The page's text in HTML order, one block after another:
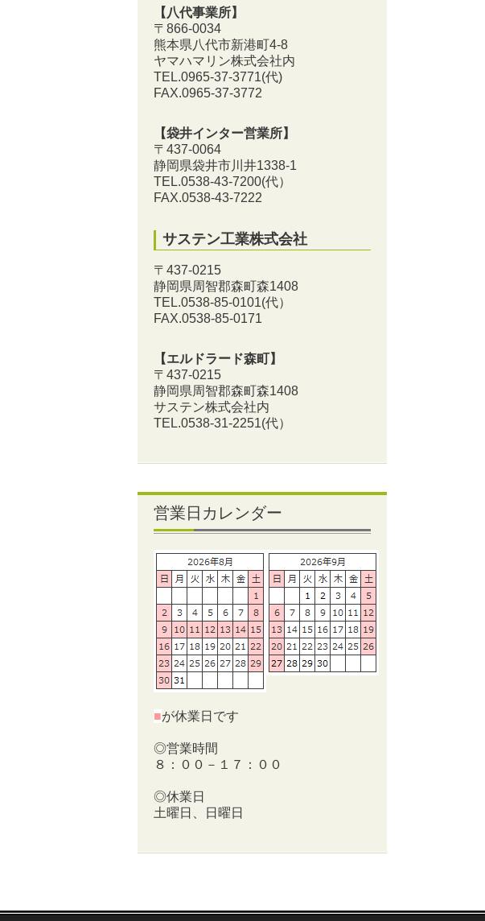
【八代事業所】
〒866-0034
熊本県八代市新港町4-8
ヤマハマリン株式会社内
TEL.0965-37-3771(代)
FAX.0965-37-3772
【袋井インター営業所】
〒437-0064
静岡県袋井市川井1338-1
TEL.0538-43-7200(代）
FAX.0538-43-7222
サステン工業株式会社
〒437-0215
静岡県周智郡森町森1408
TEL.0538-85-0101(代）
FAX.0538-85-0171
【エルドラード森町】
〒437-0215
静岡県周智郡森町森1408
サステン株式会社内
TEL.0538-31-2251(代）
営業日カレンダー
■が休業日です
◎営業時間
８：００－１７：００
◎休業日
土曜日、日曜日